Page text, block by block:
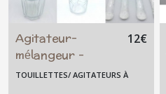
Agitateur-
mélangeur -
cocktail -
12€
TOUILLETTES/ AGITATEURS À